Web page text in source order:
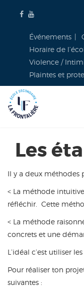
Événements
Horaire de
Violence /
Plaintes et
Les
Il y a deux méthodes
< La méthode
réfléchir. Cette
< La méthode
concrets et une
L’idéal c’est utiliser
Pour réaliser ton
suivantes :